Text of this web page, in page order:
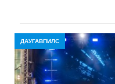
ДАУГАВПИЛС